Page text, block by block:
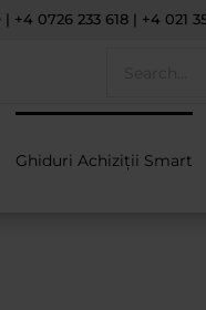
| +4 0726 233 618 | +4 021
Ghiduri Achiziții Smart